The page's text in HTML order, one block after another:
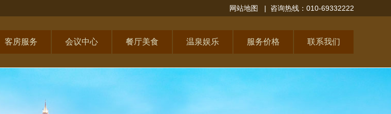
网站地图 | 咨询热线：010-69332222
客房服务 会议中心 餐厅美食 温泉娱乐 服务价格 联系我们